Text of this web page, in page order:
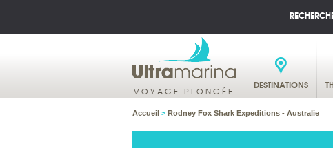
VOYAGE PLONGÉE DESTINATIONS
Accueil > Rodney Fox Shark Expeditions - Australie